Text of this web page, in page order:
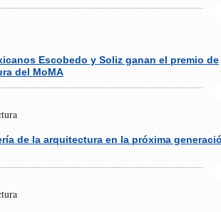
Escobedo y Soliz ganan el premio de
del MoMA
de la arquitectura en la próxima